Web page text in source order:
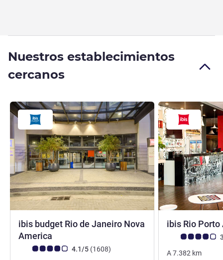
Nuestros establecimientos
cercanos
ibis budget Rio de Janeiro Nova
America
Nota de clientes de Avis (Clasificación de ALL)
4.1/5 (1608opiniones
)
ibis Rio
Nota de clientes
A7.382 km